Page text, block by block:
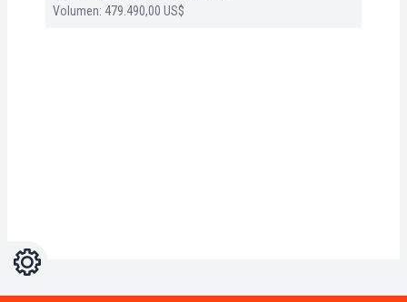
Volumen: 479.490,00 US$
Ajustes